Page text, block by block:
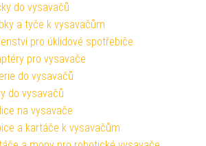
do vysavačů
a tyče k vysavačům
pro úklidové spotřebiče
pro vysavače
do vysavačů
do vysavačů
na vysavače
a kartáče k vysavačům